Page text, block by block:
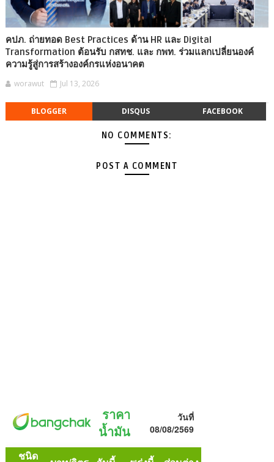
คปภ. ถ่ายทอด Best Practices ด้าน HR และ Digital
Transformation ต้อนรับ กสทช. และ กพท. ร่วมแลกเปลี่ยนองค์
ความรู้สู่การสร้างองค์กรแห่งอนาคต
worawut Jul 13, 2026
BLOGGER DISQUS FACEBOOK
NO COMMENTS:
POST A COMMENT